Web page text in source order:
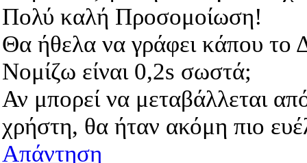
Πολύ καλή Προσομοίωση!
Θα ήθελα να γράφει κάπου το
Νομίζω είναι 0,2s σωστά;
Αν μπορεί να μεταβάλλεται
χρήστη, θα ήταν ακόμη πιο
Απάντηση